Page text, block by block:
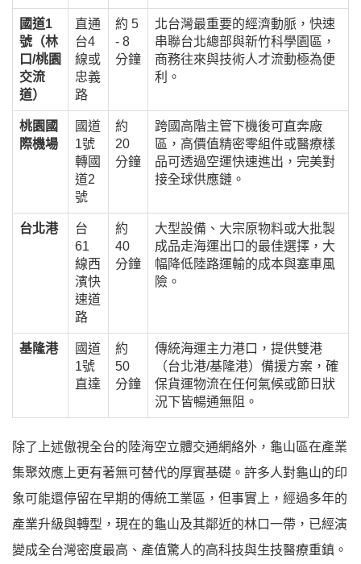
國道1
號（林
口/桃園
交流
道）
直通
台4
線或
忠義
路
約 5
- 8
分鐘
北台灣最重要的經濟動脈，快速
串聯台北總部與新竹科學園區，
商務往來與技術人才流動極為便
利。
桃園國
際機場
國道
1號
轉國
道2
號
約
20
分鐘
跨國高階主管下機後可直奔廠
區，高價值精密零組件或醫療樣
品可透過空運快速進出，完美對
接全球供應鏈。
台北港
台
61
線西
濱快
速道
路
約
40
分鐘
大型設備、大宗原物料或大批製
成品走海運出口的最佳選擇，大
幅降低陸路運輸的成本與塞車風
險。
基隆港
國道
1號
直達
約
50
分鐘
傳統海運主力港口，提供雙港
（台北港/基隆港）備援方案，確
保貨運物流在任何氣候或節日狀
況下皆暢通無阻。
除了上述傲視全台的陸海空立體交通網絡外，龜山區在產業
集聚效應上更有著無可替代的厚實基礎。許多人對龜山的印
象可能還停留在早期的傳統工業區，但事實上，經過多年的
產業升級與轉型，現在的龜山及其鄰近的林口一帶，已經演
變成全台灣密度最高、產值驚人的高科技與生技醫療重鎮。